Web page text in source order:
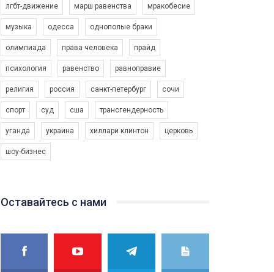
лгбт-движение марш равенства мракобесие
музыка одесса однополые браки
олимпиада права человека прайд
психология равенство равноправие
религия россия санкт-петербург сочи
спорт суд сша трансгендерность
уганда украина хиллари клинтон церковь
шоу-бизнес
Оставайтесь с нами